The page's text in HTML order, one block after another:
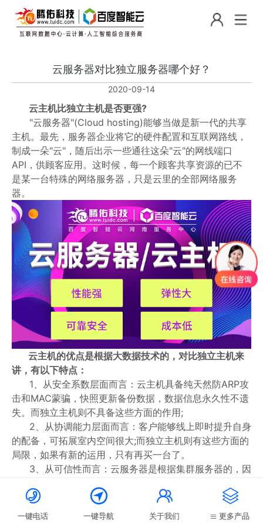
云服务器对比独立服务器哪个好？
2020-09-14
云主机比独立主机是否更强?
"云服务器"(Cloud hosting)能够当做是新一代的共享
主机。最先，服务器企业将它的硬件配置和互联网路线，
制成一朵"云"，随后出示一些通往这朵"云"的网线端口
API，供顾客应用。这时候，每一个顾客共享资源的已不
是某一台特殊的网络服务器，只是云里的全部网络服务
器。
云主机的优点是根据大数据技术的，对比独立主机来
讲，有以下特点：
1、从安全系数层面而言：云主机具备纯天然防ARP攻
击和MAC蒙骗，快照更新备份数据，数据信息永久性不遗
失。而独立主机则不具备这些方面的作用;
2、从协调能力层面而言：客户能够线上即时提升自身
的配备，可拓展室内空间很大;而独立主机则有这些方面的
局限，如果有新的运用，只有再买一台了。
3、从可信性而言：云服务器是根据集群服务器的，因
对而言硬件配置沉余较少，设备故障率较高;
4、从特性的视角看来：云服务器是同样配备独立主机

一键电话

一键导航

关于我们

更多产品